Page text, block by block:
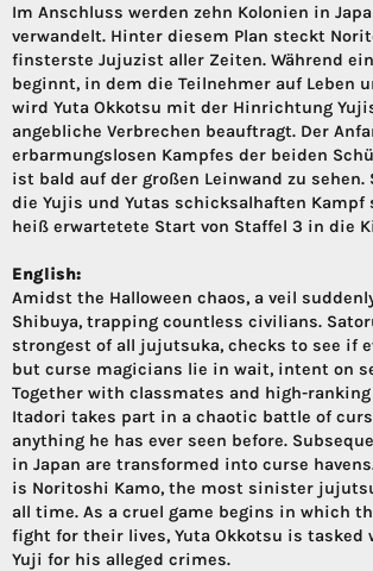
Im Anschluss werden zehn Kolonien in
verwandelt. Hinter diesem Plan steckt
finsterste Jujuzist aller Zeiten. Während
beginnt, in dem die Teilnehmer auf Leben
wird Yuta Okkotsu mit der Hinrichtung
angebliche Verbrechen beauftragt. Der
erbarmungslosen Kampfes der beiden
ist bald auf der großen Leinwand zu sehen.
die Yujis und Yutas schicksalhaften Kampf
heiß erwartetete Start von Staffel 3 in die
English:
Amidst the Halloween chaos, a veil
Shibuya, trapping countless civilians.
strongest of all jujutsuka, checks to see if
but curse magicians lie in wait, intent on
Together with classmates and high-
Itadori takes part in a chaotic battle of
anything he has ever seen before.
in Japan are transformed into curse
is Noritoshi Kamo, the most sinister
all time. As a cruel game begins in which
fight for their lives, Yuta Okkotsu is tasked
Yuji for his alleged crimes.